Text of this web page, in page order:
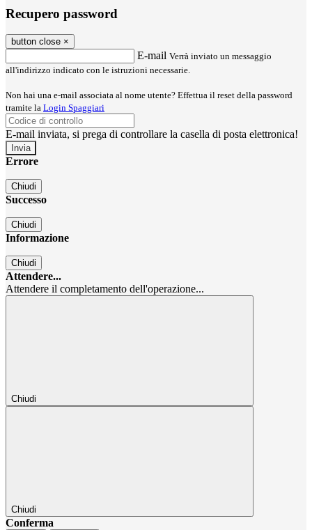
Recupero password
button close ×
E-mail Verrà inviato un messaggio
all'indirizzo indicato con le istruzioni necessarie.
Non hai una e-mail associata al nome utente? Effettua il reset della password
tramite la Login Spaggiari
E-mail inviata, si prega di controllare la casella di posta elettronica!
Errore
Chiudi
Successo
Chiudi
Informazione
Chiudi
Attendere...
Attendere il completamento dell'operazione...
Chiudi
Chiudi
Conferma